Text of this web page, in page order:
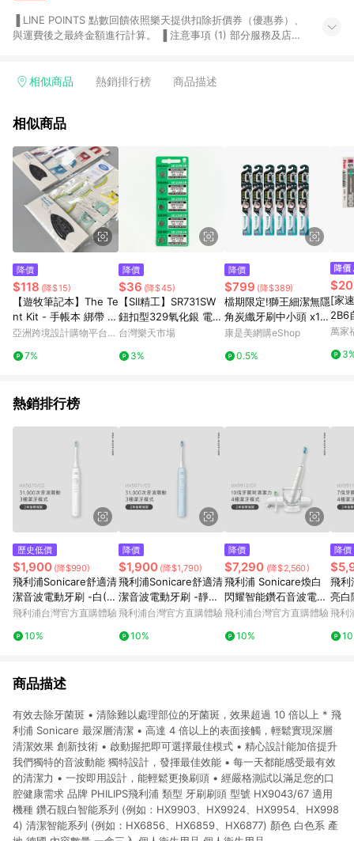
與運費後之最終金額進行計算。 ▐ 注意事項 (1) 部分服務及店家
Smart mobile、神腦生活、JS巨盛、樂天KOBO電子書，請詳閱
台灣樂天市場，並在同一瀏覽器於24小時內結帳，才享有 LINE
市場 45 天內完成訂單出貨及結帳，則不符合贈點資格。 (4) 如
使用APP、或中途瀏覽比價網、回饋網、Google等其他網頁、或
由網頁版(電腦版/手機版網頁)切換為App都將會造成追蹤中斷而
無法進行 LINE POINTS 回饋。 (5) LINE 購物為購物資訊整合性
平台，商品資料更新會有時間差，如顯示之商品規格、顏色、價
位、贈品與台灣樂天市場銷售網頁不符，以銷售網頁標示為準。
(6) 導購訂單已逾 365 天，根據台灣樂天回饋規定，逾期訂單將
點數回饋或點數回饋有爭議，台灣樂天市場保有更改條款與法律
追訴之權利，活動詳情以樂天市場網站公告為準。
相似商品 熱銷排行榜 商品描述
相似商品
降價
$118 (降$15)
【遊牧筆記本】The Te
nt Kit - 手帳本 綁帶 自
訂部件
亞洲跨境設計購物平台
7%
降價
$36 (降$45)
【SII精工】SR731SW
鈕扣型329氧化銀 電池
5顆排裝(1.55V無汞)
台灣樂天市場
3%
降價
$799 (降$389)
檔期限定!獅王細潔無隱
角炭纖牙刷中小頭 x12
入團購組
康是美網購eShop
0.5%
[家
2B6
入>
萬家
熱銷排行榜
歷史低價
$1,900 (降$990)
飛利浦Sonicare舒適清
潔音波電動牙刷 -白(H
X5070/02)
飛利浦台灣官方直購體驗
10%
降價
$1,900 (降$1,790)
飛利浦Sonicare舒適清
潔音波電動牙刷 -靜謐
藍(HX5071/03)
飛利浦台灣官方直購體驗
10%
降價
$7,290 (降$2,560)
飛利浦 Sonicare煥白
閃耀智能鑽石音波電動
牙刷-白鑽(HX9912/0
飛利浦台灣官方直購體驗
10%
降價
飛利
亮白
電動
飛利
商品描述
有效去除牙菌斑 • 清除難以處理部位的牙菌斑，效果超過 10 倍以上 * 飛
利浦 Sonicare 最深層清潔 • 高達 4 倍以上的表面接觸，輕鬆實現深層
清潔效果 創新技術 • 啟動握把即可選擇最佳模式 • 精心設計能加倍提升
我們獨特的音波動能 獨特設計，發揮最佳效能 • 每一天都能感受最有效
的清潔力 • 一按即用設計，能輕鬆更換刷頭 • 經嚴格測試以滿足您的口
腔健康需求 品牌 PHILIPS飛利浦 類型 牙刷刷頭 型號 HX9043/67 適用
機種 鑽石靚白智能系列 (例如：HX9903、HX9924、HX9954、HX998
4) 清潔智能系列 (例如：HX6856、HX6859、HX6877) 顏色 白色系 產